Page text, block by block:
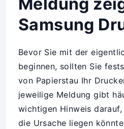
Meldung
Samsung
Bevor Sie mit der
beginnen, sollten Sie
von Papierstau Ihr
jeweilige Meldung gibt
wichtigen Hinweis
die Ursache liegen